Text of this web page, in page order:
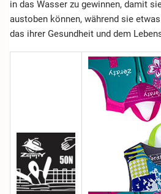
in das Wasser zu gewinnen, damit
austoben können, während sie
das ihrer Gesundheit und dem